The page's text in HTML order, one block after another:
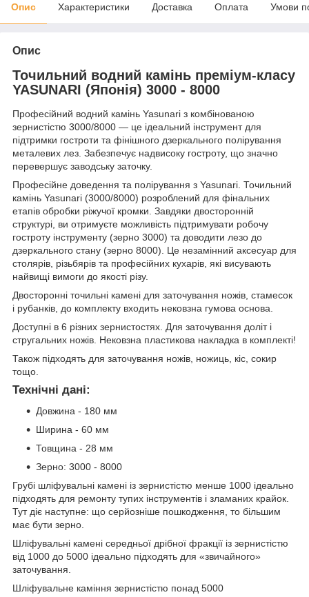
Опис Характеристики Доставка Оплата Умови
Опис
Точильний водний камінь преміум-класу
YASUNARI (Японія) 3000 - 8000
Професійний водний камінь Yasunari з комбінованою
зернистістю 3000/8000 — це ідеальний інструмент для
підтримки гостроти та фінішного дзеркального полірування
металевих лез. Забезпечує надвисоку гостроту, що значно
перевершує заводську заточку.
Професійне доведення та полірування з Yasunari. Точильний
камінь Yasunari (3000/8000) розроблений для фінальних
етапів обробки ріжучої кромки. Завдяки двосторонній
структурі, ви отримуєте можливість підтримувати робочу
гостроту інструменту (зерно 3000) та доводити лезо до
дзеркального стану (зерно 8000). Це незамінний аксесуар для
столярів, різьбярів та професійних кухарів, які висувають
найвищі вимоги до якості різу.
Двосторонні точильні камені для заточування ножів, стамесок
і рубанків, до комплекту входить нековзна гумова основа.
Доступні в 6 різних зернистостях. Для заточування доліт і
стругальних ножів. Нековзна пластикова накладка в комплекті!
Також підходять для заточування ножів, ножиць, кіс, сокир
тощо.
Технічні дані:
Довжина - 180 мм
Ширина - 60 мм
Товщина - 28 мм
Зерно: 3000 - 8000
Грубі шліфувальні камені із зернистістю менше 1000 ідеально
підходять для ремонту тупих інструментів і зламаних крайок.
Тут діє наступне: що серйозніше пошкодження, то більшим
має бути зерно.
Шліфувальні камені середньої дрібної фракції із зернистістю
від 1000 до 5000 ідеально підходять для «звичайного»
заточування.
Шліфувальне каміння зернистістю понад 5000